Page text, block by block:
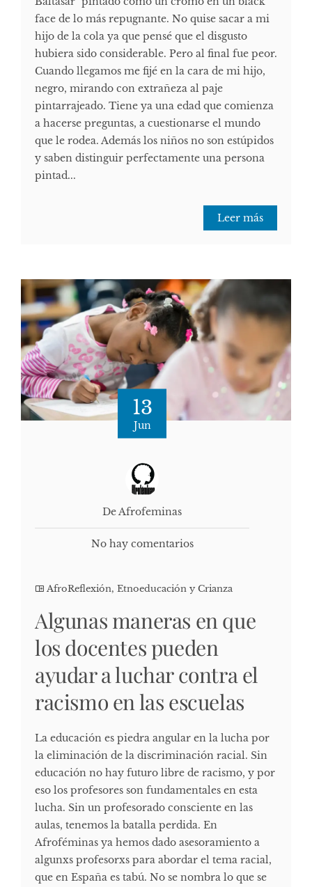
face de lo más repugnante. No quise sacar a mi
hijo de la cola ya que pensé que el disgusto
hubiera sido considerable. Pero al final fue peor.
Cuando llegamos me fijé en la cara de mi hijo,
negro, mirando con extrañeza al paje
pintarrajeado. Tiene ya una edad que comienza
a hacerse preguntas, a cuestionarse el mundo
que le rodea. Además los niños no son estúpidos
y saben distinguir perfectamente una persona
pintad...
Leer más
13
Jun
De Afrofeminas
No hay comentarios
AfroReflexión, Etnoeducación y Crianza
Algunas maneras en que
los docentes pueden
ayudar a luchar contra el
racismo en las escuelas
La educación es piedra angular en la lucha por
la eliminación de la discriminación racial. Sin
educación no hay futuro libre de racismo, y por
eso los profesores son fundamentales en esta
lucha. Sin un profesorado consciente en las
aulas, tenemos la batalla perdida. En
Afroféminas ya hemos dado asesoramiento a
algunxs profesorxs para abordar el tema racial,
que en España es tabú. No se nombra lo que se